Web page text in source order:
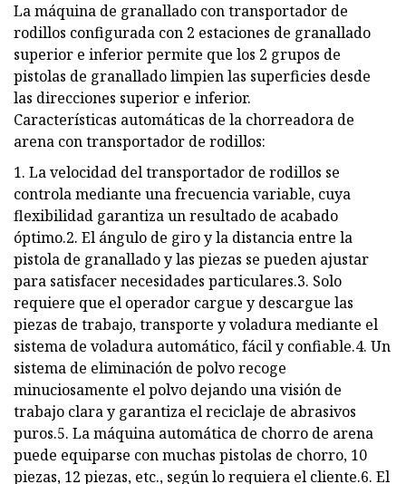
La máquina de granallado con transportador de
rodillos configurada con 2 estaciones de granallado
superior e inferior permite que los 2 grupos de
pistolas de granallado limpien las superficies desde
las direcciones superior e inferior.
Características automáticas de la chorreadora de
arena con transportador de rodillos:
1. La velocidad del transportador de rodillos se
controla mediante una frecuencia variable, cuya
flexibilidad garantiza un resultado de acabado
óptimo.2. El ángulo de giro y la distancia entre la
pistola de granallado y las piezas se pueden ajustar
para satisfacer necesidades particulares.3. Solo
requiere que el operador cargue y descargue las
piezas de trabajo, transporte y voladura mediante el
sistema de voladura automático, fácil y confiable.4. Un
sistema de eliminación de polvo recoge
minuciosamente el polvo dejando una visión de
trabajo clara y garantiza el reciclaje de abrasivos
puros.5. La máquina automática de chorro de arena
puede equiparse con muchas pistolas de chorro, 10
piezas, 12 piezas, etc., según lo requiera el cliente.6. El